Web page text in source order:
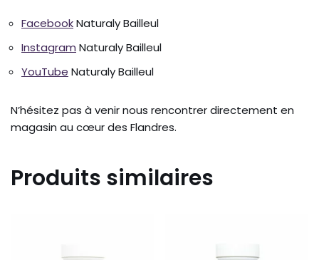
FacebookNaturaly Bailleul
Instagram Naturaly Bailleul
YouTube Naturaly Bailleul
N’hésitez pas à venir nous rencontrer directement en
magasin au cœur des Flandres.
Produits similaires